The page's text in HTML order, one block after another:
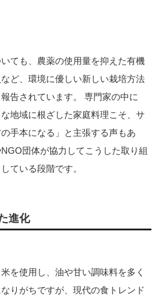
ても、農薬の使用量を抑えた有機
ど、環境に優しい新しい栽培方法
告されています。 専門家の中に
地域に根ざした家庭料理こそ、サ
手本になる」と主張する声もあ
団体が協力してこうした取り組
ている段階です。
進化
を使用し、油や甘い調味料を多く
りがちですが、現代の食トレンド